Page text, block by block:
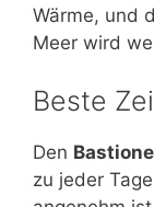
Wärme, und
Meer wird
Beste
Den
zu jeder